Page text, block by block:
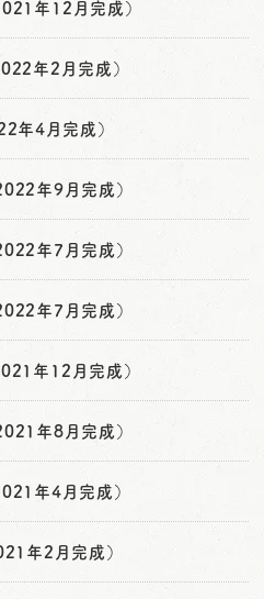
年12月完成）
年2月完成）
年4月完成）
年9月完成）
年7月完成）
年7月完成）
年12月完成）
年8月完成）
年4月完成）
年2月完成）